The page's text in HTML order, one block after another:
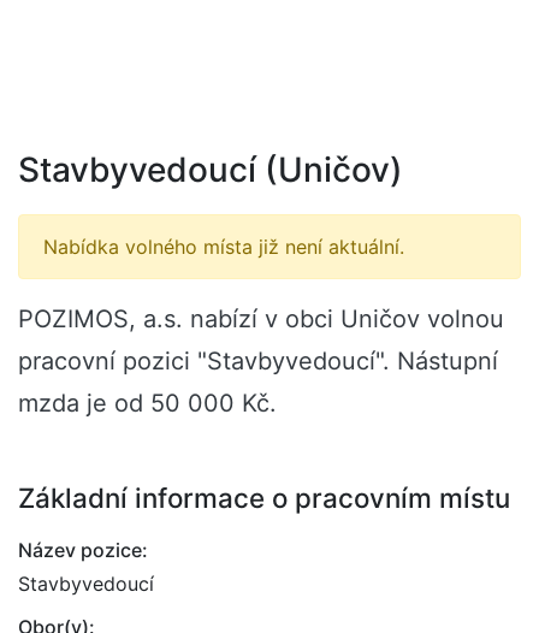
Stavbyvedoucí (Uničov)
Nabídka volného místa již není aktuální.
POZIMOS, a.s. nabízí v obci Uničov volnou
pracovní pozici "Stavbyvedoucí". Nástupní
mzda je od 50 000 Kč.
Základní informace o pracovním místu
Název pozice:
Stavbyvedoucí
Obor(y):